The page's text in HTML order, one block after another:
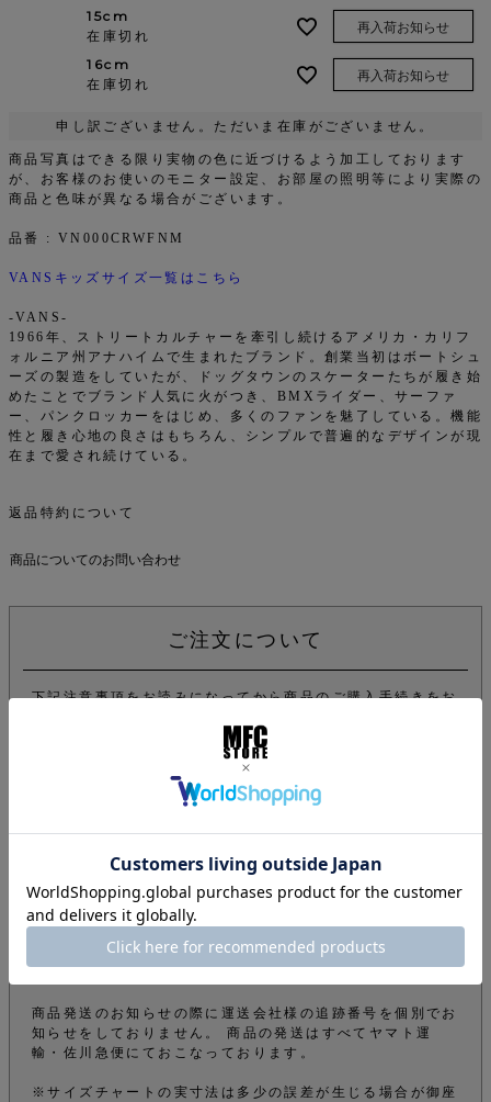
15cm
在庫切れ
再入荷お知らせ
16cm
在庫切れ
再入荷お知らせ
申し訳ございません。ただいま在庫がございません。
商品写真はできる限り実物の色に近づけるよう加工しております
が、お客様のお使いのモニター設定、お部屋の照明等により実際の
商品と色味が異なる場合がございます。
品番 : VN000CRWFNM
VANSキッズサイズ一覧はこちら
-VANS-
1966年、ストリートカルチャーを牽引し続けるアメリカ・カリフ
ォルニア州アナハイムで生まれたブランド。創業当初はボートシュ
ーズの製造をしていたが、ドッグタウンのスケーターたちが履き始
めたことでブランド人気に火がつき、BMXライダー、サーファ
ー、パンクロッカーをはじめ、多くのファンを魅了している。機能
性と履き心地の良さはもちろん、シンプルで普遍的なデザインが現
在まで愛され続けている。
返品特約について
商品についてのお問い合わせ
ご注文について
下記注意事項をお読みになってから商品のご購入手続きをお
info@mfc-store.com から確認メールが届きます。 迷惑
メールフィルターの設定をされている場合は 受信可能設定
に変更して頂かないと届かないのでご注意ください。
ご注文確定後でもタイミングにより在庫がない場合がござい
ます。できる限りそのようなことがないよう管理しておりま
すが、予めご了承下さい。
商品をご購入のお客様のオーダー内容から弊社の審査によ
り、電話やメールなどでオーダーを確認させて頂くことがご
ざいますが、ご了承の上ご購入のお手続きをお願いいたしま
商品発送のお知らせの際に運送会社様の追跡番号を個別でお
知らせをしておりません。 商品の発送はすべてヤマト運
輸・佐川急便にておこなっております。
※サイズチャートの実寸法は多少の誤差が生じる場合が御座